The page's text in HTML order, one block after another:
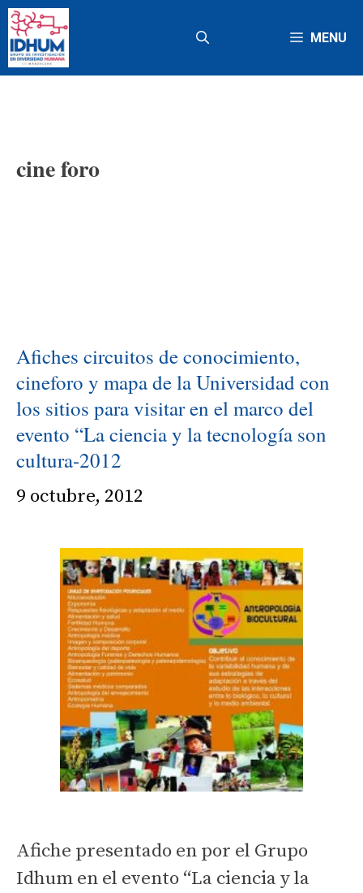
Saltar
al
contenido
MENU
cine foro
Afiches circuitos de conocimiento,
cineforo y mapa de la Universidad con
los sitios para visitar en el marco del
evento “La ciencia y la tecnología son
cultura-2012
9 octubre, 2012
Afiche presentado en por el Grupo
Idhum en el evento “La ciencia y la